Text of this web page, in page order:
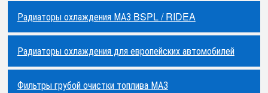
Радиаторы охлаждения МАЗ BSPL / RIDEA
Радиаторы охлаждения для европейских автомобилей
Фильтры грубой очистки топлива МАЗ